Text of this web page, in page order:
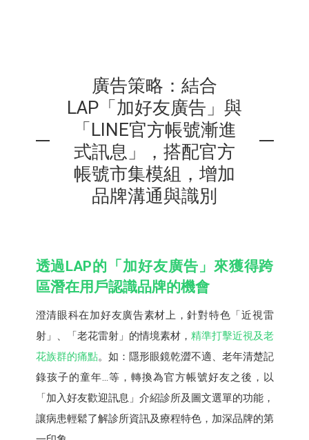
廣告策略：結合
LAP「加好友廣告」與
「LINE官方帳號漸進
式訊息」，搭配官方
帳號市集模組，增加
品牌溝通與識別
透過LAP的「加好友廣告」來獲得跨
區潛在用戶認識品牌的機會
澄清眼科在加好友廣告素材上，針對特色「近視雷
射」、「老花雷射」的情境素材， 精準打擊近視及老
花族群的痛點。如：隱形眼鏡乾澀不適、老年清楚記
錄孩子的童年...等，轉換為官方帳號好友之後，以
「加入好友歡迎訊息」介紹診所及圖文選單的功能，
讓病患輕鬆了解診所資訊及療程特色，加深品牌的第